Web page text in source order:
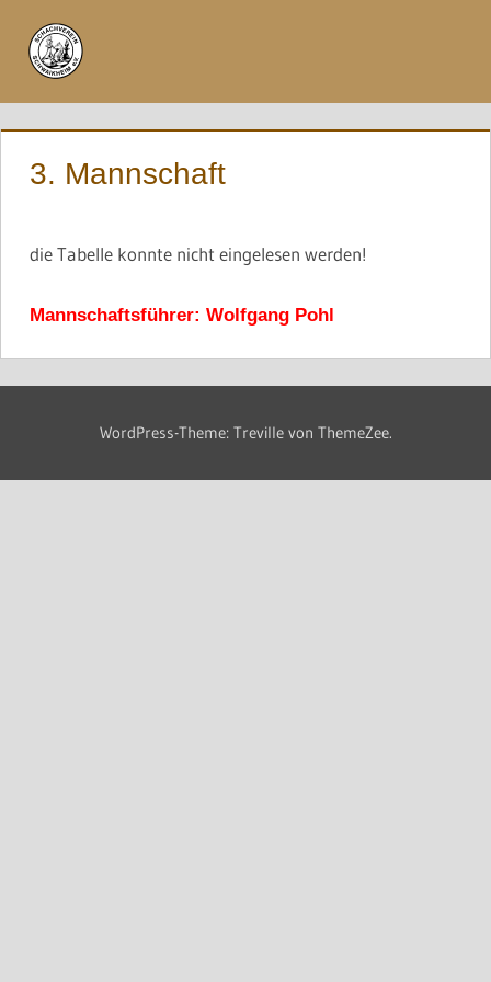
Inhalt
springen
3. Mannschaft
die Tabelle konnte nicht eingelesen werden!
Mannschaftsführer: Wolfgang Pohl
WordPress-Theme: Treville von ThemeZee.